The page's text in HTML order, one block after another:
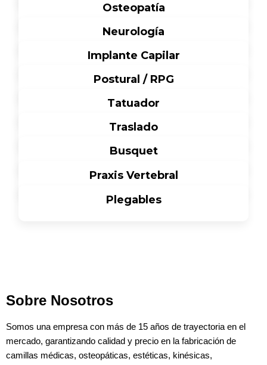
Ver más
Osteopatía
Ver más
Neurología
Implante Capilar
Postural / RPG
Tatuador
Traslado
Ver más
Busquet
Praxis Vertebral
Ver más
Plegables
Sobre Nosotros
Somos una empresa con más de 15 años de trayectoria en el
mercado, garantizando calidad y precio en la fabricación de
camillas médicas, osteopáticas, estéticas, kinésicas,